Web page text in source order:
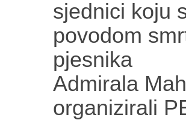
sjednici koju
povodom
pjesnika
Admirala
organizirali